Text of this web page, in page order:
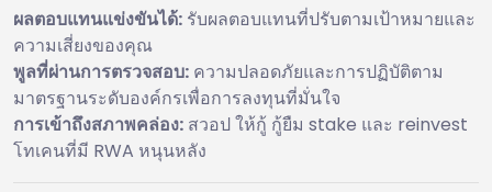
ผลตอบแทนแข่งขันได้: รับผลตอบแทนที่ปรับตามเป้าหมายและ
ความเสี่ยงของคุณ
พูลที่ผ่านการตรวจสอบ: ความปลอดภัยและการปฏิบัติตาม
มาตรฐานระดับองค์กรเพื่อการลงทุนที่มั่นใจ
การเข้าถึงสภาพคล่อง: สวอป ให้กู้ กู้ยืม stake และ reinvest
โทเคนที่มี RWA หนุนหลัง